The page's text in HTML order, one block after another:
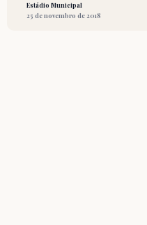
Estádio Municipal
25 de novembro de 2018